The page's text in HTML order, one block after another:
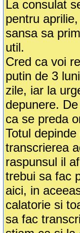
La consulat
pentru
sansa sa
util.
Cred ca voi
putin de 3
zile, iar la
depunere.
ca se preda
Totul
transcrierea
raspunsul il
trebui sa fac
aici, in
calatorie si
sa fac